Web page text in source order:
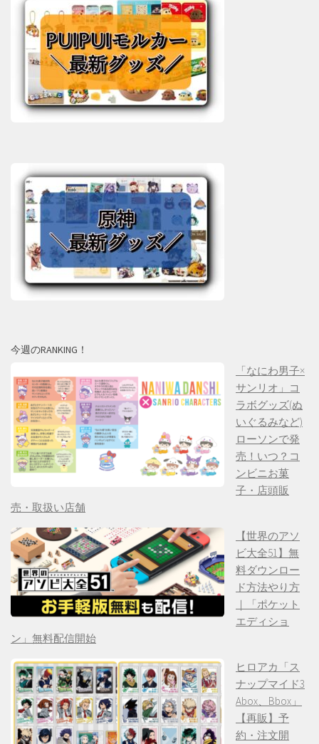
今週のRANKING！
「なにわ男子×
サンリオ」コ
ラボグッズ(ぬ
いぐるみなど)
ローソンで発
売！いつ？コ
ンビニお菓
子・店頭販
売・取扱い店舗
【世界のアソ
ビ大全51】無
料ダウンロー
ド方法やり方
｜「ポケット
エディショ
ン」無料配信開始
ヒロアカ「ス
ナップマイド3
Abox、Bbox」
【再販】予
約・注文開